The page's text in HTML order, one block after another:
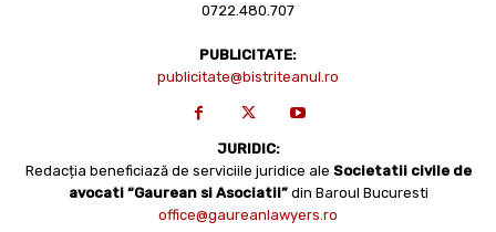
0722.480.707
PUBLICITATE:
publicitate@bistriteanul.ro
JURIDIC:
Redacția beneficiază de serviciile juridice ale Societatii civile de
avocati “Gaurean si Asociatii” din Baroul Bucuresti
office@gaureanlawyers.ro